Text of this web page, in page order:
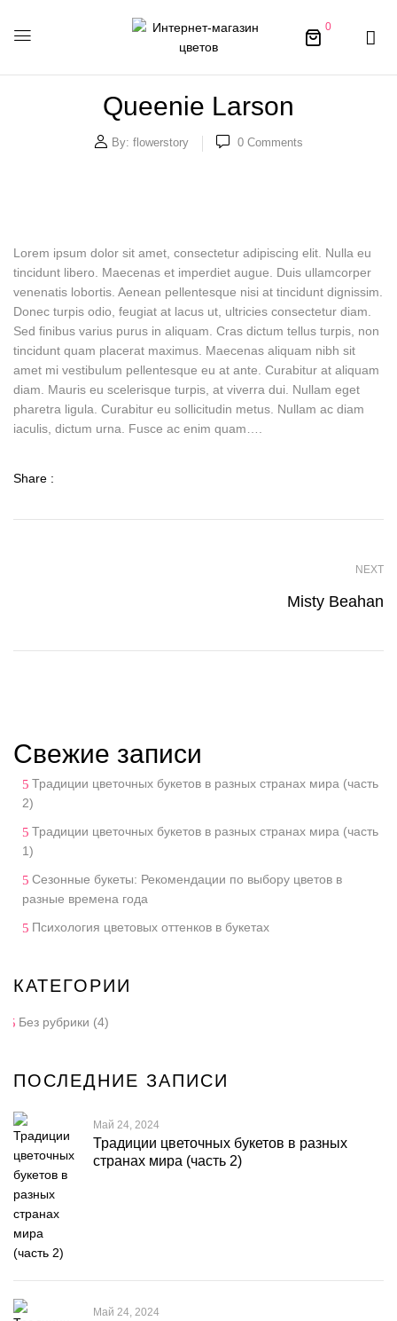
0
Queenie Larson
By: flowerstory 0 Comments
Свежие записи
Традиции цветочных букетов в разных странах мира (часть
2)
Традиции цветочных букетов в разных странах мира (часть
1)
Сезонные букеты: Рекомендации по выбору цветов в
разные времена года
Психология цветовых оттенков в букетах
КАТЕГОРИИ
Без рубрики (4)
ПОСЛЕДНИЕ ЗАПИСИ
Май 24, 2024
Традиции цветочных букетов в разных
странах мира (часть 2)
Май 24, 2024
Lorem ipsum dolor sit amet, consectetur adipiscing elit. Nulla eu
tincidunt libero. Maecenas et imperdiet augue. Duis ullamcorper
venenatis lobortis. Aenean pellentesque nisi at tincidunt dignissim.
Donec turpis odio, feugiat at lacus ut, ultricies consectetur diam.
Sed finibus varius purus in aliquam. Cras dictum tellus turpis, non
tincidunt quam placerat maximus. Maecenas aliquam nibh sit
amet mi vestibulum pellentesque eu at ante. Curabitur at aliquam
diam. Mauris eu scelerisque turpis, at viverra dui. Nullam eget
pharetra ligula. Curabitur eu sollicitudin metus. Nullam ac diam
iaculis, dictum urna. Fusce ac enim quam….
Share :
NEXT
Misty Beahan